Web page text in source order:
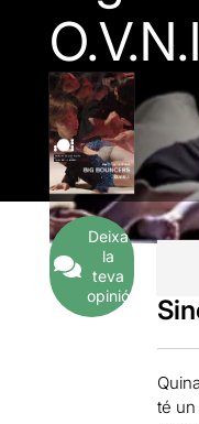
O.V.N.I
Deixa
la
teva
opinió
té